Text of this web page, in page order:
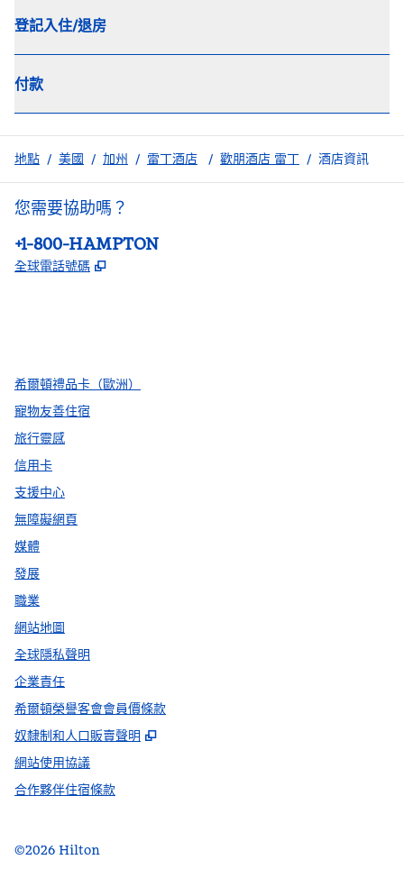
登記入住/退房
付款
地點 / 美國 / 加州 / 雷丁酒店 / 歡朋酒店 雷丁 / 酒店資訊
您需要協助嗎？
電話：
+1-800-HAMPTON
全球電話號碼 ,
希爾頓禮品卡（歐洲）
寵物友善住宿
旅行靈感
信用卡
支援中心
無障礙網頁
媒體
發展
職業
網站地圖
全球隱私聲明
企業責任
希爾頓榮譽客會會員價條款
奴隸制和人口販賣聲明
,
網站使用協議
合作夥伴住宿條款
©2026 Hilton